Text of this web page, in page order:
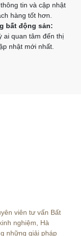
tin và cập nhật
hàng tốt hơn.
bất động sản:
ai quan tâm đến thị
nhật mới nhất.
viên tư vấn Bất
nghiệm, Hà
những giải pháp